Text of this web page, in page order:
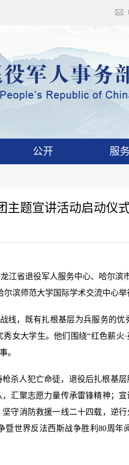
公开 服务
主题宣讲活动启动仪
江省退役军人服务中心、哈尔滨
滨师范大学国际学术交流中心举
线，既有扎根基层为兵服务的
女大学生。他们围绕“红色薪火
。
杀人犯亡命徒，退役后扎根基
汇聚志愿力量传承雷锋精神；
守消防救援一线二十四载，逆
世界反法西斯战争胜利80周